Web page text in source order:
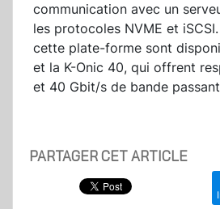
communication avec un
les protocoles NVME et
cette plate-forme sont
et la K-Onic 40, qui offrent
et 40 Gbit/s de bande
PARTAGER CET ARTICLE